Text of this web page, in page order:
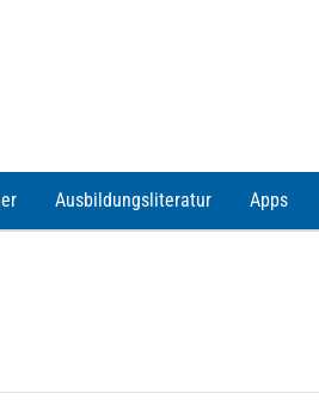
Ausbildungsliteratur Apps